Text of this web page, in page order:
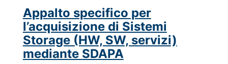
Appalto specifico per
l’acquisizione di Sistemi
Storage (HW, SW, servizi)
mediante SDAPA